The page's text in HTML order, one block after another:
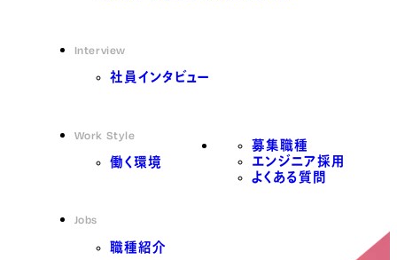
Interview
社員インタビュー
Work Style
働く環境
Jobs
職種紹介
募集職種
エンジニア採用
よくある質問